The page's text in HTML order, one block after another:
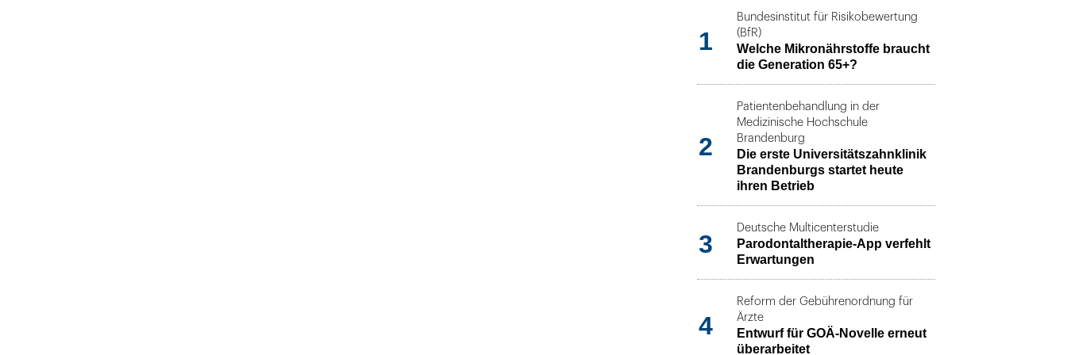
1
Bundesinstitut für Risikobewertung
(BfR)
Welche Mikronährstoffe braucht
die Generation 65+?
2
Patientenbehandlung in der
Medizinische Hochschule
Brandenburg
Die erste Universitätszahnklinik
Brandenburgs startet heute
ihren Betrieb
3
Deutsche Multicenterstudie
Parodontaltherapie-App verfehlt
Erwartungen
4
Reform der Gebührenordnung für
Ärzte
Entwurf für GOÄ-Novelle erneut
überarbeitet